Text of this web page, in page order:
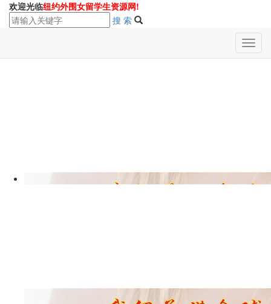
欢迎光临纽约外围女留学生资源网!
搜 索